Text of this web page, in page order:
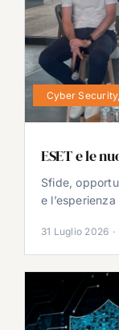
Cyber Security,
ESET e le
Sfide,
e
31 Luglio 2026 ·